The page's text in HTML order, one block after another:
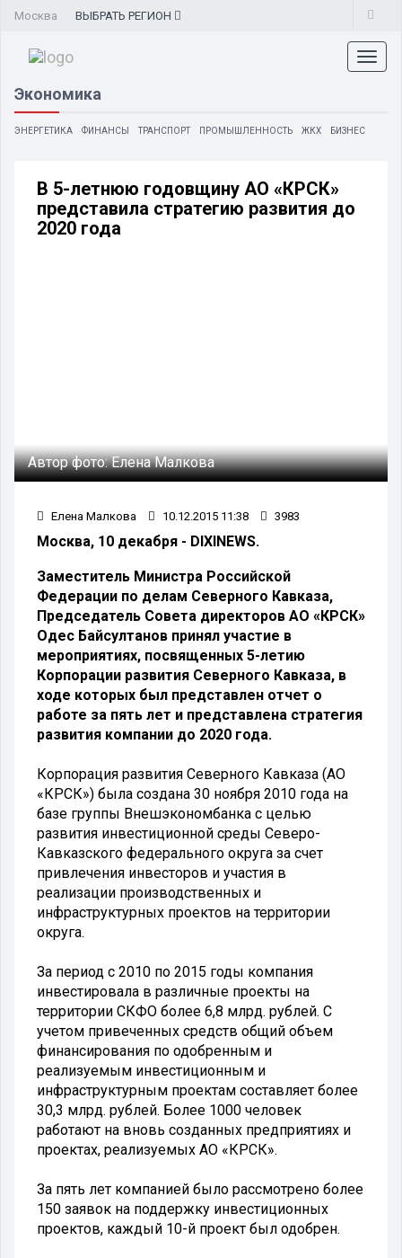
Москва ВЫБРАТЬ РЕГИОН
Экономика
ЭНЕРГЕТИКА ФИНАНСЫ ТРАНСПОРТ ПРОМЫШЛЕННОСТЬ ЖКХ БИЗНЕС
В 5-летнюю годовщину АО «КРСК»
представила стратегию развития до
2020 года
Автор фото:Елена Малкова
Елена Малкова 10.12.2015 11:38 3983
Москва, 10 декабря - DIXINEWS.
Заместитель Министра Российской
Федерации по делам Северного Кавказа,
Председатель Совета директоров АО «КРСК»
Одес Байсултанов принял участие в
мероприятиях, посвященных 5-летию
Корпорации развития Северного Кавказа, в
ходе которых был представлен отчет о
работе за пять лет и представлена стратегия
развития компании до 2020 года.
Корпорация развития Северного Кавказа (АО
«КРСК») была создана 30 ноября 2010 года на
базе группы Внешэкономбанка с целью
развития инвестиционной среды Северо-
Кавказского федерального округа за счет
привлечения инвесторов и участия в
реализации производственных и
инфраструктурных проектов на территории
округа.
За период с 2010 по 2015 годы компания
инвестировала в различные проекты на
территории СКФО более 6,8 млрд. рублей. С
учетом привеченных средств общий объем
финансирования по одобренным и
реализуемым инвестиционным и
инфраструктурным проектам составляет более
30,3 млрд. рублей. Более 1000 человек
работают на вновь созданных предприятиях и
проектах, реализуемых АО «КРСК».
За пять лет компанией было рассмотрено более
150 заявок на поддержку инвестиционных
проектов, каждый 10-й проект был одобрен.